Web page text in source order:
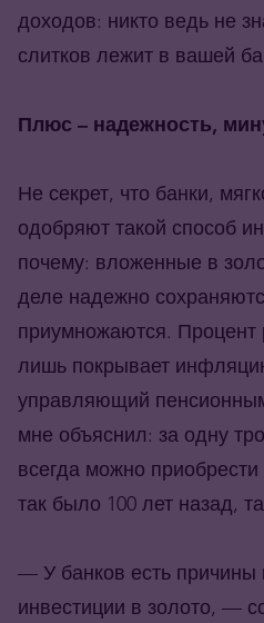
доходов: никто ведь не
слитков лежит в вашей
Плюс – надежность,
Не секрет, что банки,
одобряют такой способ
почему: вложенные в
деле надежно
приумножаются. Процент
лишь покрывает
управляющий
мне объяснил: за одну
всегда можно
так было 100 лет назад,
— У банков есть причины
инвестиции в золото, —